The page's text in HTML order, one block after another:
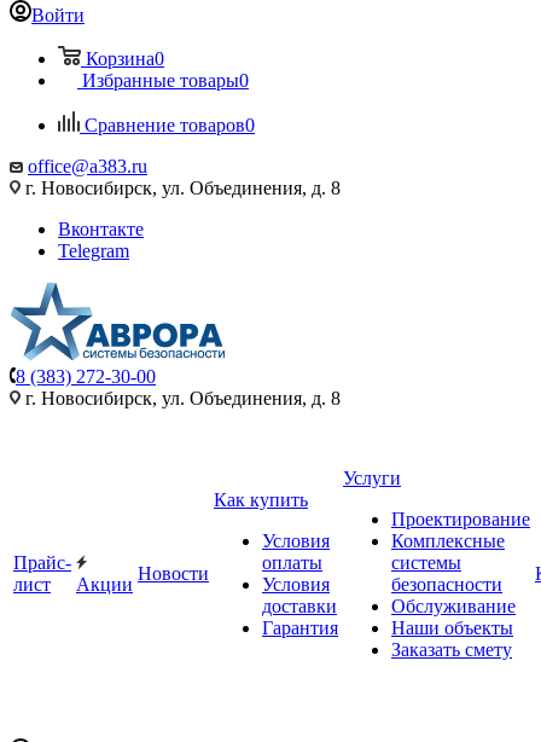
Войти
Корзина0
Избранные товары0
Сравнение товаров0
office@a383.ru
г. Новосибирск, ул. Объединения, д. 8
Вконтакте
Telegram
8 (383) 272-30-00
г. Новосибирск, ул. Объединения, д. 8
Прайс-
лист
Акции
Новости
Как купить
Условия
оплаты
Условия
доставки
Гарантия
Услуги
Проектирование
Комплексные
системы
безопасности
Обслуживание
Наши объекты
Заказать смету